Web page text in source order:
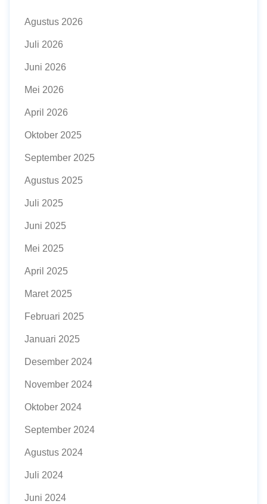
Agustus 2026
Juli 2026
Juni 2026
Mei 2026
April 2026
Oktober 2025
September 2025
Agustus 2025
Juli 2025
Juni 2025
Mei 2025
April 2025
Maret 2025
Februari 2025
Januari 2025
Desember 2024
November 2024
Oktober 2024
September 2024
Agustus 2024
Juli 2024
Juni 2024